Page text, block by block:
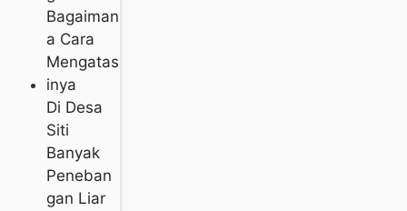
Di Desa
Siti
Banyak
Peneban
Gan Liar